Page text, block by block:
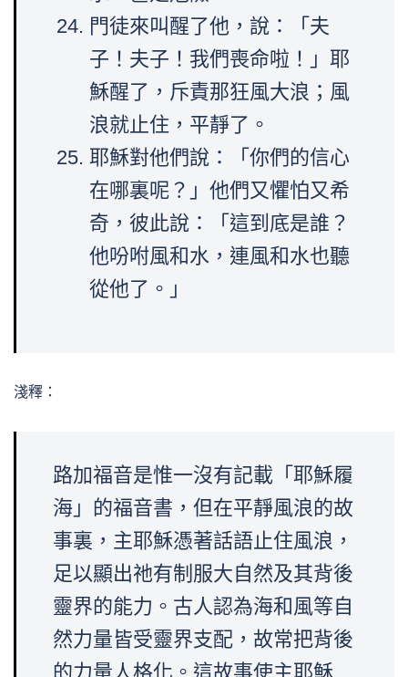
門徒來叫醒了他，說：「夫
子！夫子！我們喪命啦！」耶
穌醒了，斥責那狂風大浪；風
浪就止住，平靜了。
耶穌對他們說：「你們的信心
在哪裏呢？」他們又懼怕又希
奇，彼此說：「這到底是誰？
他吩咐風和水，連風和水也聽
從他了。」
淺釋：
路加福音是惟一沒有記載「耶穌履
海」的福音書，但在平靜風浪的故
事裏，主耶穌憑著話語止住風浪，
足以顯出祂有制服大自然及其背後
靈界的能力。古人認為海和風等自
然力量皆受靈界支配，故常把背後
的力量人格化。這故事使主耶穌